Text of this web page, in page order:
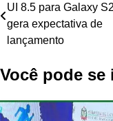
de
Post
UI 8.5 para Galaxy
gera expectativa de
lançamento
Você pode se